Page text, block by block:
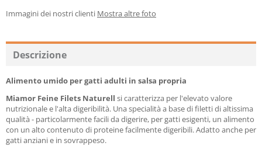
Immagini dei nostri clienti Mostra altre foto
Descrizione
Alimento umido per gatti adulti in salsa propria
Miamor Feine Filets Naturell si caratterizza per l'elevato valore
nutrizionale e l'alta digeribilità. Una specialità a base di filetti di altissima
qualità - particolarmente facili da digerire, per gatti esigenti, un alimento
con un alto contenuto di proteine facilmente digeribili. Adatto anche per
gatti anziani e in sovrappeso.